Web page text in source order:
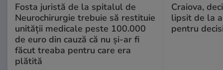
Fosta juristă de la spitalul de
Neurochirurgie trebuie să restituie
unității medicale peste 100.000
de euro din cauză că nu și-ar fi
făcut treaba pentru care era
plătită
Craiova,
lipsit de la
pentru